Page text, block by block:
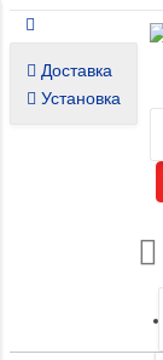
Доставка
Установка